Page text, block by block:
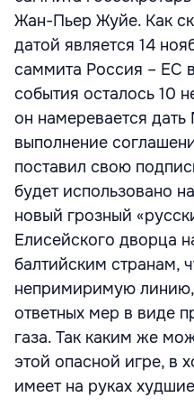
Жан-Пьер Жуйе. Как
датой является 14
саммита Россия – ЕС
события осталось 10
он намеревается
выполнение
поставил свою
будет использовано
новый грозный
Елисейского дворца
балтийским странам,
непримиримую
ответных мер в виде
газа. Так каким же
этой опасной игре, в
имеет на руках